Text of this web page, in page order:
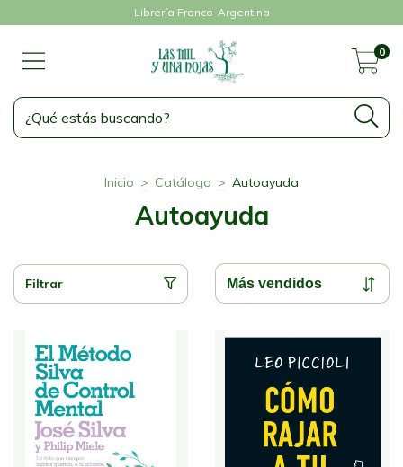
Librería Franco-Argentina
0
Inicio > Catálogo > Autoayuda
Autoayuda
Filtrar